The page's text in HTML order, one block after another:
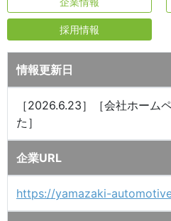
採用情報
情報更新日
［2026.6.23］［会社ホーム
た］
企業URL
https://yamazaki-